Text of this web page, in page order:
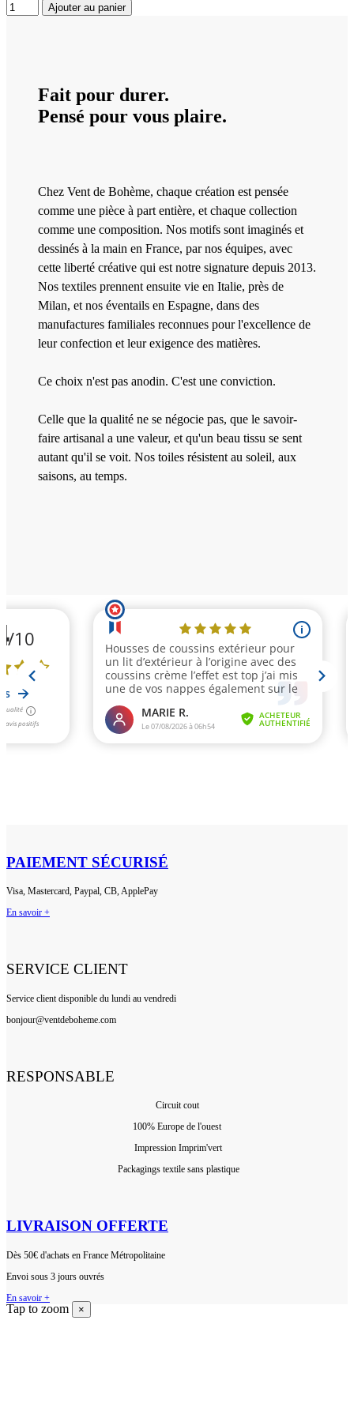
Ajouter au panier
Fait pour durer.
Pensé pour vous plaire.
Chez Vent de Bohème, chaque création est pensée
comme une pièce à part entière, et chaque collection
comme une composition. Nos motifs sont imaginés et
dessinés à la main en France, par nos équipes, avec
cette liberté créative qui est notre signature depuis 2013.
Nos textiles prennent ensuite vie en Italie, près de
Milan, et nos éventails en Espagne, dans des
manufactures familiales reconnues pour l'excellence de
leur confection et leur exigence des matières.
Ce choix n'est pas anodin. C'est une conviction.
Celle que la qualité ne se négocie pas, que le savoir-
faire artisanal a une valeur, et qu'un beau tissu se sent
autant qu'il se voit. Nos toiles résistent au soleil, aux
saisons, au temps.
PAIEMENT SÉCURISÉ
Visa, Mastercard, Paypal, CB, ApplePay
En savoir +
SERVICE CLIENT
Service client disponible du lundi au vendredi
bonjour@ventdeboheme.com
RESPONSABLE
Circuit cout
100% Europe de l'ouest
Impression Imprim'vert
Packagings textile sans plastique
LIVRAISON OFFERTE
Dès 50€ d'achats en France Métropolitaine
Envoi sous 3 jours ouvrés
En savoir +
Tap to zoom ×